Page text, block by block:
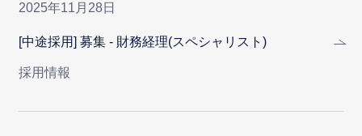
2025年11月28日
[中途採用] 募集 - 財務経理(スペシャリスト)
採用情報